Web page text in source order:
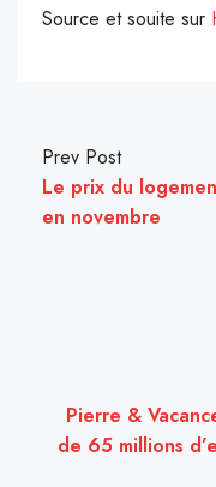
Source et souite sur
Prev Post
Le prix du
en novembre
Pierre &
de 65 millions